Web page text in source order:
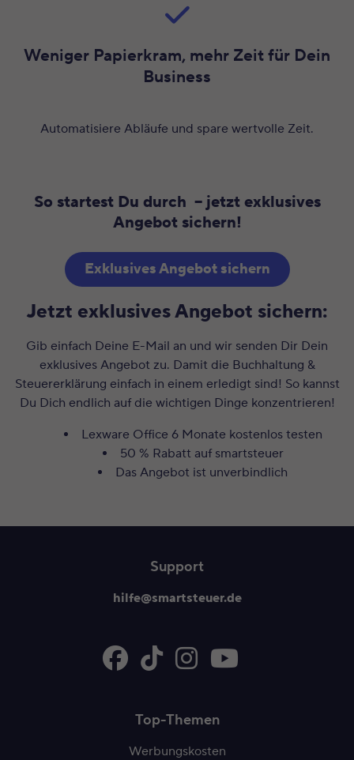
Weniger Papierkram, mehr Zeit für Dein
Business
Automatisiere Abläufe und spare wertvolle Zeit.
So startest Du durch – jetzt exklusives
Angebot sichern!
Exklusives Angebot sichern
Jetzt exklusives Angebot sichern:
Gib einfach Deine E-Mail an und wir senden Dir Dein
exklusives Angebot zu. Damit die Buchhaltung &
Steuererklärung einfach in einem erledigt sind! So kannst
Du Dich endlich auf die wichtigen Dinge konzentrieren!
Lexware Office 6 Monate kostenlos testen
50 % Rabatt auf smartsteuer
Das Angebot ist unverbindlich
Support
hilfe@smartsteuer.de
Top-Themen
Werbungskosten